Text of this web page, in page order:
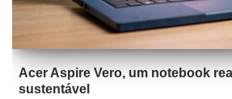
Acer Aspire Vero, um notebook
sustentável